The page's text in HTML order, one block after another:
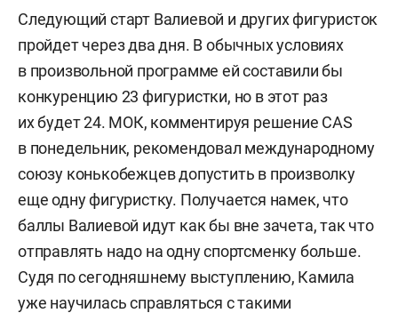
Следующий старт Валиевой и других фигуристок
пройдет через два дня. В обычных условиях
в произвольной программе ей составили бы
конкуренцию 23 фигуристки, но в этот раз
их будет 24. МОК, комментируя решение CAS
в понедельник, рекомендовал международному
союзу конькобежцев допустить в произволку
еще одну фигуристку. Получается намек, что
баллы Валиевой идут как бы вне зачета, так что
отправлять надо на одну спортсменку больше.
Судя по сегодняшнему выступлению, Камила
уже научилась справляться с такими